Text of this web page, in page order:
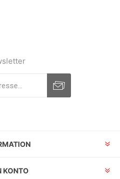
KONTO